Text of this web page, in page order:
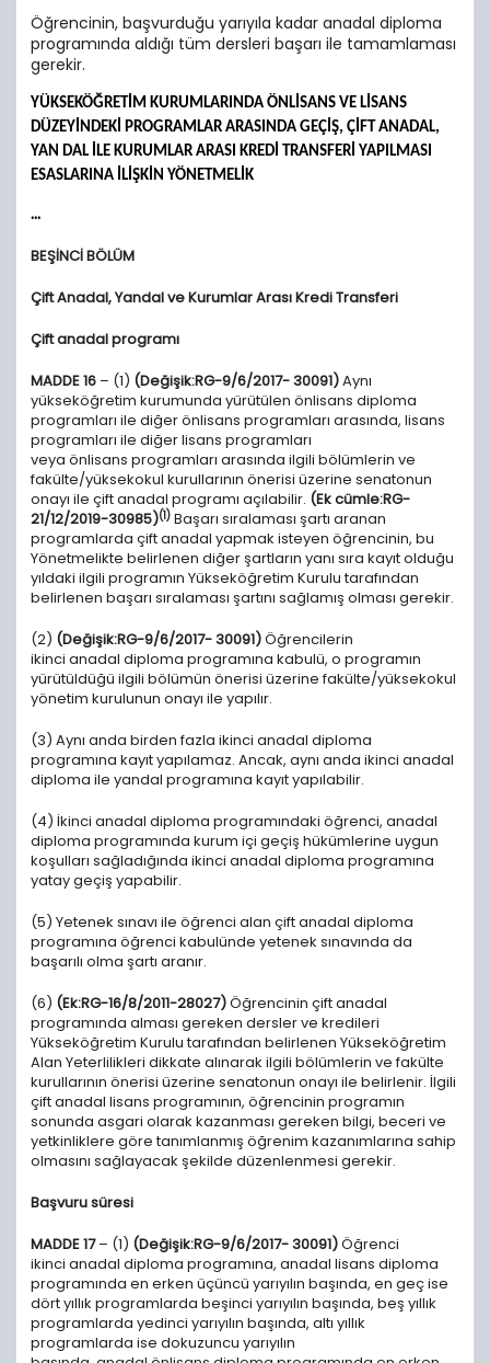
Öğrencinin, başvurduğu yarıyıla kadar anadal diploma
programında aldığı tüm dersleri başarı ile tamamlaması
gerekir.
YÜKSEKÖĞRETİM KURUMLARINDA ÖNLİSANS VE LİSANS
DÜZEYİNDEKİ PROGRAMLAR ARASINDA GEÇİŞ, ÇİFT ANADAL,
YAN DAL İLE KURUMLAR ARASI KREDİ TRANSFERİ YAPILMASI
ESASLARINA İLİŞKİN YÖNETMELİK
...
BEŞİNCİ BÖLÜM
Çift Anadal, Yandal ve Kurumlar Arası Kredi Transferi
Çift anadal programı
MADDE 16 – (1) (Değişik:RG-9/6/2017- 30091)Aynı
yükseköğretim kurumunda yürütülen önlisans diploma
programları ile diğer önlisans programları arasında, lisans
programları ile diğer lisans programları
veya önlisans programları arasında ilgili bölümlerin ve
fakülte/yüksekokul kurullarının önerisi üzerine senatonun
onayı ile çift anadal programı açılabilir. (Ek cümle:RG-
21/12/2019-30985)(1) Başarı sıralaması şartı aranan
programlarda çift anadal yapmak isteyen öğrencinin, bu
Yönetmelikte belirlenen diğer şartların yanı sıra kayıt olduğu
yıldaki ilgili programın Yükseköğretim Kurulu tarafından
belirlenen başarı sıralaması şartını sağlamış olması gerekir.
(2) (Değişik:RG-9/6/2017- 30091)Öğrencilerin
ikinci anadal diploma programına kabulü, o programın
yürütüldüğü ilgili bölümün önerisi üzerine fakülte/yüksekokul
yönetim kurulunun onayı ile yapılır.
(3) Aynı anda birden fazla ikinci anadal diploma
programına kayıt yapılamaz. Ancak, aynı anda ikinci anadal
diploma ile yandal programına kayıt yapılabilir.
(4) İkinci anadal diploma programındaki öğrenci, anadal
diploma programında kurum içi geçiş hükümlerine uygun
koşulları sağladığında ikinci anadal diploma programına
yatay geçiş yapabilir.
(5) Yetenek sınavı ile öğrenci alan çift anadal diploma
programına öğrenci kabulünde yetenek sınavında da
başarılı olma şartı aranır.
(6) (Ek:RG-16/8/2011-28027)Öğrencinin çift anadal
programında alması gereken dersler ve kredileri
Yükseköğretim Kurulu tarafından belirlenen Yükseköğretim
Alan Yeterlilikleri dikkate alınarak ilgili bölümlerin ve fakülte
kurullarının önerisi üzerine senatonun onayı ile belirlenir. İlgili
çift anadal lisans programının, öğrencinin programın
sonunda asgari olarak kazanması gereken bilgi, beceri ve
yetkinliklere göre tanımlanmış öğrenim kazanımlarına sahip
olmasını sağlayacak şekilde düzenlenmesi gerekir.
Başvuru süresi
MADDE 17 – (1) (Değişik:RG-9/6/2017- 30091)Öğrenci
ikinci anadal diploma programına, anadal lisans diploma
programında en erken üçüncü yarıyılın başında, en geç ise
dört yıllık programlarda beşinci yarıyılın başında, beş yıllık
programlarda yedinci yarıyılın başında, altı yıllık
programlarda ise dokuzuncu yarıyılın